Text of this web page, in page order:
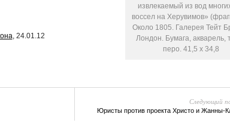
извлекаемый из вод
воссел на Херувимов»
Около 1805. Галерея Тейт
Лондон. Бумага, акварель,
перо. 41,5 x 34,8
, 24.01.12
Следующий
Юристы против проекта Христо и Жанны-